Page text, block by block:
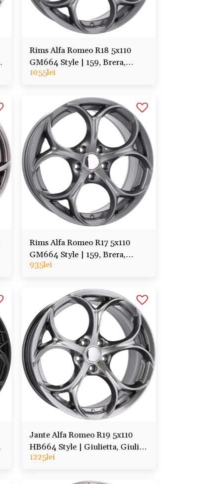
Rims Alfa Romeo R18 5x110
GM664 Style | 159, Brera,
Giulietta, Spider
1055lei
Rims Alfa Romeo R17 5x110
GM664 Style | 159, Brera,
Giulietta, Spider
935lei
Jante Alfa Romeo R19 5x110
HB664 Style | Giulietta, Giulia,
Stelvio, Tonale, Veloce
1225lei